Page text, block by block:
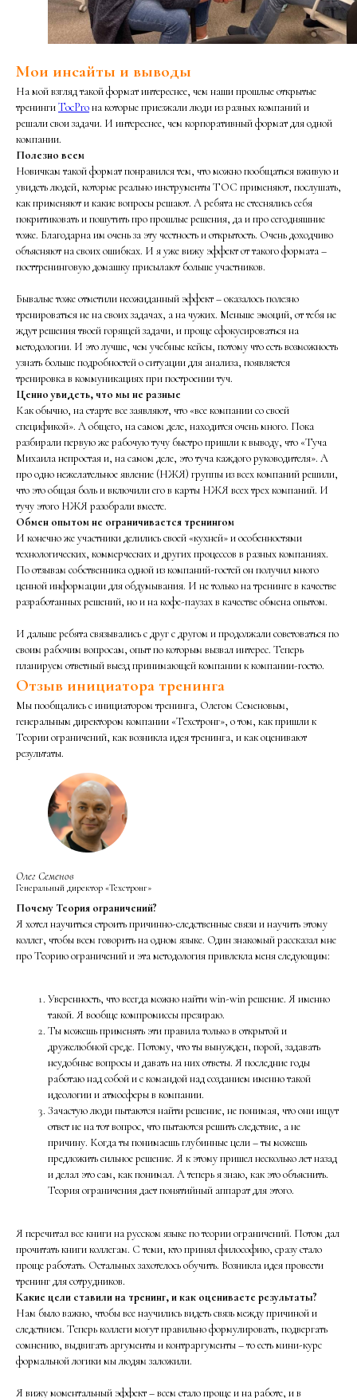
Мои инсайты и выводы
На мой взгляд такой формат интереснее, чем наши прошлые открытые
тренингиTocProна которые приезжали люди из разных компаний и
решали свои задачи. И интереснее, чем корпоративный формат для одной
компании.
Полезно всем
Новичкам такой формат понравился тем, что можно пообщаться вживую и
увидеть людей, которые реально инструменты ТОС применяют, послушать,
как применяют и какие вопросы решают. А ребята не стеснялись себя
покритиковать и пошутить про прошлые решения, да и про сегодняшние
тоже. Благодарна им очень за эту честность и открытость. Очень доходчиво
объясняют на своих ошибках. И я уже вижу эффект от такого формата –
посттренинговую домашку присылают больше участников.
Бывалые тоже отметили неожиданный эффект – оказалось полезно
тренироваться не на своих задачах, а на чужих. Меньше эмоций, от тебя не
ждут решения твоей горящей задачи, и проще сфокусироваться на
методологии. И это лучше, чем учебные кейсы, потому что есть возможность
узнать больше подробностей о ситуации для анализа, появляется
тренировка в коммуникациях при построении туч.
Ценно увидеть, что мы не разные
Как обычно, на старте все заявляют, что «все компании со своей
спецификой». А общего, на самом деле, находится очень много. Пока
разбирали первую же рабочую тучу быстро пришли к выводу, что «Туча
Михаила непростая и, на самом деле, это туча каждого руководителя». А
про одно нежелательное явление (НЖЯ) группы из всех компаний решили,
что это общая боль и включили его в карты НЖЯ всех трех компаний. И
тучу этого НЖЯ разобрали вместе.
Обмен опытом не ограничивается тренингом
И конечно же участники делились своей «кухней» и особенностями
технологических, коммерческих и других процессов в разных компаниях.
По отзывам собственника одной из компаний-гостей он получил много
ценной информации для обдумывания. И не только на тренинге в качестве
разработанных решений, но и на кофе-паузах в качестве обмена опытом.
И дальше ребята связывались с друг с другом и продолжали советоваться по
своим рабочим вопросам, опыт по которым вызвал интерес. Теперь
планируем ответный выезд принимающей компании к компании-гостю.
Отзыв инициатора тренинга
Мы пообщались с инициатором тренинга, Олегом Семеновым,
генеральным директором компании «Техстронг», о том, как пришли к
Теории ограничений, как возникла идея тренинга, и как оценивают
результаты.
Олег Семенов
Генеральный директор «Техстронг»
Почему Теория ограничений?
Я хотел научиться строить причинно-следственные связи и научить этому
коллег, чтобы всем говорить на одном языке. Один знакомый рассказал мне
про Теорию ограничений и эта методология привлекла меня следующим:
Уверенность, что всегда можно найти win-win решение. Я именно
такой. Я вообще компромиссы презираю.
Ты можешь применять эти правила только в открытой и
дружелюбной среде. Потому, что ты вынужден, порой, задавать
неудобные вопросы и давать на них ответы. Я последние годы
работаю над собой и с командой над созданием именно такой
идеологии и атмосферы в компании.
Зачастую люди пытаются найти решение, не понимая, что они ищут
ответ не на тот вопрос, что пытаются решить следствие, а не
причину. Когда ты понимаешь глубинные цели – ты можешь
предложить сильное решение. Я к этому пришел несколько лет назад
и делал это сам, как понимал. А теперь я знаю, как это объяснить.
Теория ограничения дает понятийный аппарат для этого.
Я перечитал все книги на русском языке по теории ограничений. Потом дал
прочитать книги коллегам. С теми, кто принял философию, сразу стало
проще работать. Остальных захотелось обучить. Возникла идея провести
тренинг для сотрудников.
Какие цели ставили на тренинг, и как оцениваете результаты?
Нам было важно, чтобы все научились видеть связь между причиной и
следствием. Теперь коллеги могут правильно формулировать, подвергать
сомнению, выдвигать аргументы и контраргументы – то есть мини-курс
формальной логики мы людям заложили.
Я вижу моментальный эффект – всем стало проще и на работе, и в